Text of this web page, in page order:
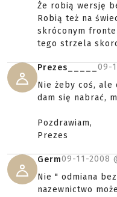
Że robią wersję
Robią też na
skróconym
tego strzela
Prezes_____ 09-
Nie żeby coś,
dam się nabrać,
Pozdrawiam,
Prezes
Germ09-11-2008
Nie " odmiana
nazewnictwo